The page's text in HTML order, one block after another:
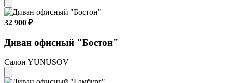
32 900 ₽
Диван офисный "Бостон"
Салон YUNUSOV